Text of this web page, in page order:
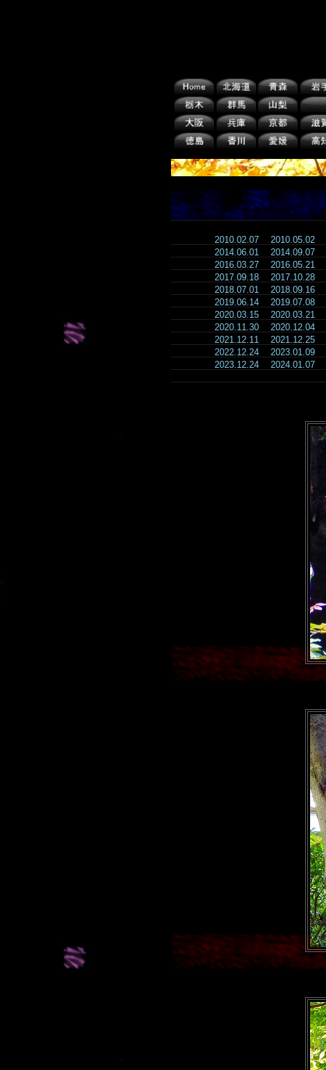
2010.02.07 2010.05.02
2014.06.01
2014.09.07
2016.03.27
2016.05.21
2017.09.18
2017.10.28
2018.07.01
2018.09.16
2019.06.14
2019.07.08
2020.03.15
2020.03.21
2020.11.30
2020.12.04
2021.12.11
2021.12.25
2022.12.24
2023.01.09
2023.12.24
2024.01.07